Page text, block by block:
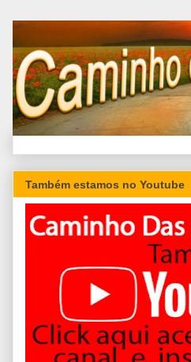
Também estamos no Youtube